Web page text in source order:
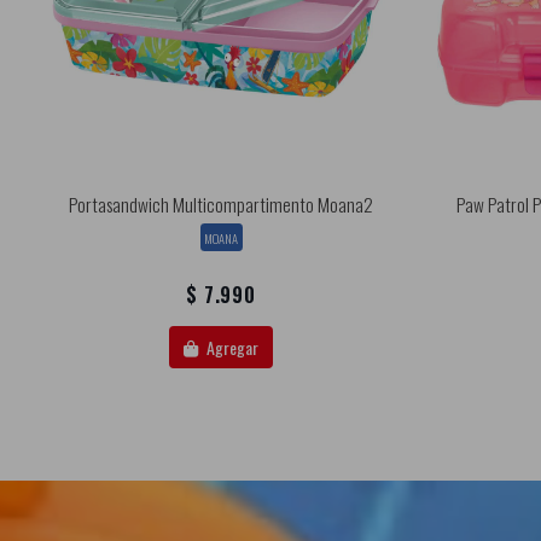
Portasandwich Multicompartimento Moana2
MOANA
$ 7.990
Agregar
Paw Patrol